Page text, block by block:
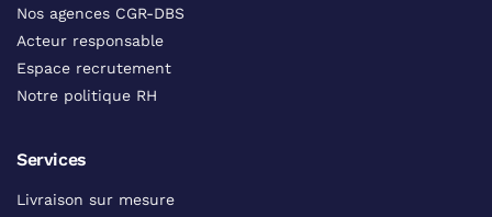
Nos agences CGR-DBS
Acteur responsable
Espace recrutement
Notre politique RH
Services
Livraison sur mesure